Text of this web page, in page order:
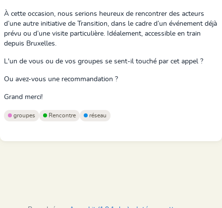
À cette occasion, nous serions heureux de rencontrer des acteurs
d’une autre initiative de Transition, dans le cadre d’un événement déjà
prévu ou d’une visite particulière. Idéalement, accessible en train
depuis Bruxelles.
L'un de vous ou de vos groupes se sent-il touché par cet appel ?
Ou avez-vous une recommandation ?
Grand merci!
groupes Rencontre réseau